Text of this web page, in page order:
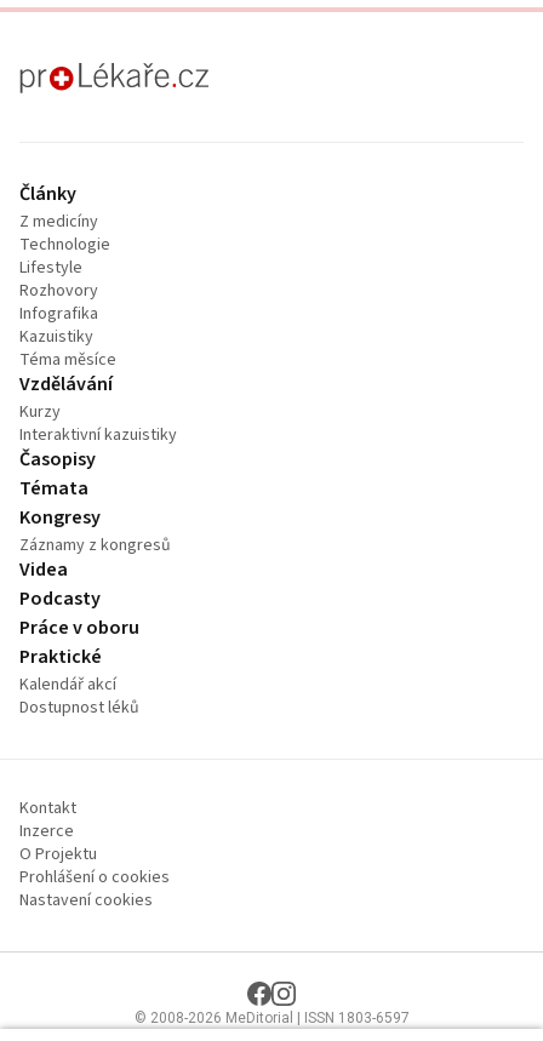
proLékaře.cz
Články
Z medicíny
Technologie
Lifestyle
Rozhovory
Infografika
Kazuistiky
Téma měsíce
Vzdělávání
Kurzy
Interaktivní kazuistiky
Časopisy
Témata
Kongresy
Záznamy z kongresů
Videa
Podcasty
Práce v oboru
Praktické
Kalendář akcí
Dostupnost léků
Kontakt
Inzerce
O Projektu
Prohlášení o cookies
Nastavení cookies
© 2008-2026 MeDitorial | ISSN 1803-6597